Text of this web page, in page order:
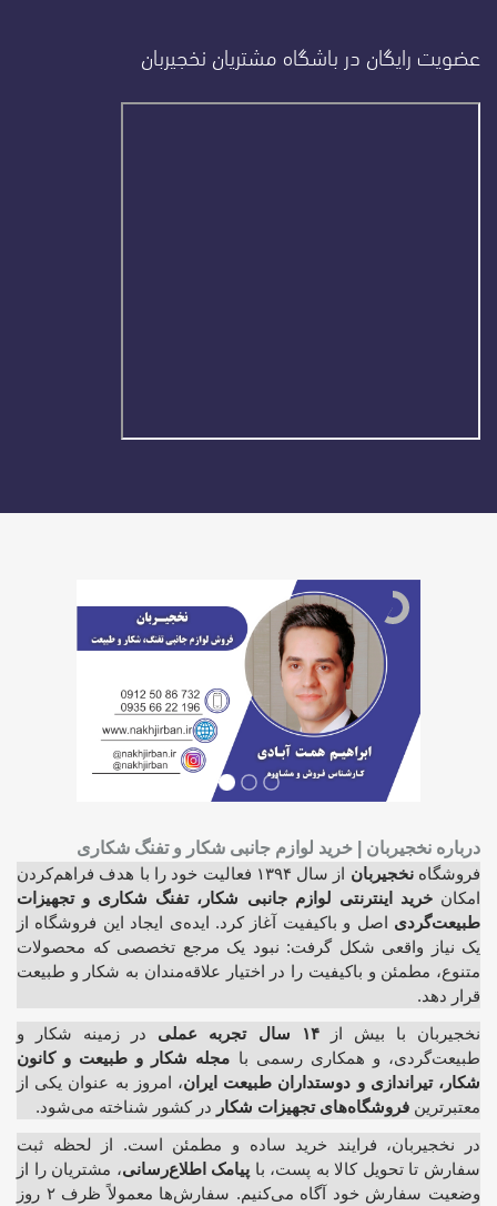
عضویت رایگان در باشگاه مشتریان نخجیربان
درباره نخجیربان | خرید لوازم جانبی شکار و تفنگ شکاری
فروشگاه نخجیربان
از سال ۱۳۹۴ فعالیت خود را با هدف فراهم‌کردن
امکان خرید اینترنتی لوازم جانبی شکار، تفنگ شکاری و تجهیزات
طبیعت‌گردی اصل و باکیفیت آغاز کرد. ایده‌ی ایجاد این فروشگاه از
یک نیاز واقعی شکل گرفت: نبود یک مرجع تخصصی که محصولات
متنوع، مطمئن و باکیفیت را در اختیار علاقه‌مندان به شکار و طبیعت
قرار دهد.
نخجیربان با بیش از
۱۴ سال تجربه عملی
در زمینه شکار و
طبیعت‌گردی، و همکاری رسمی با مجله شکار و طبیعت و کانون
شکار، تیراندازی و دوستداران طبیعت ایران، امروز به عنوان یکی از
معتبرترین فروشگاه‌های تجهیزات شکار در کشور شناخته می‌شود.
در نخجیربان، فرایند خرید ساده و مطمئن است. از لحظه ثبت
سفارش تا تحویل کالا به پست، با پیامک اطلاع‌رسانی، مشتریان را از
وضعیت سفارش خود آگاه می‌کنیم. سفارش‌ها معمولاً ظرف ۲ روز